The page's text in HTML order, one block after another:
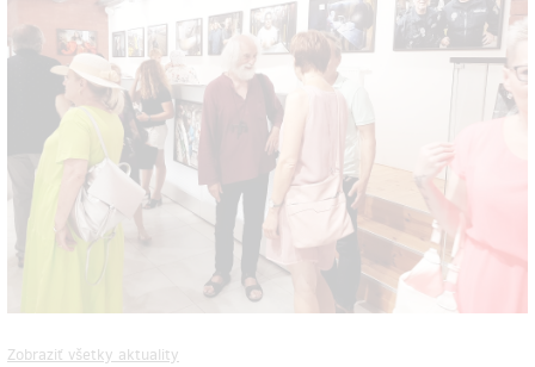
Zobraziť všetky aktuality